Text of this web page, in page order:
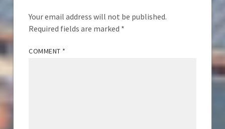
Your email address will not be published.
Required fields are marked *
COMMENT *